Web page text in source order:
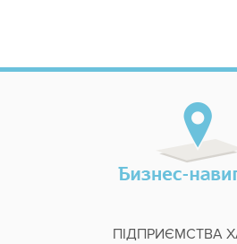
ПІДПРИЄМСТВА